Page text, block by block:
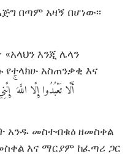
በጣም አዛኝ በሆነው፡፡
«አላህን እንጂ ሌላን
የተላክሁ አስጠንቃቂ እና
أَلَّاتَعْبُدُواإِلَّااللَّهَ
አንዱ መስተብቁዕ ዘመስቀል
እና ማርያም ከፈጣሪ ጋር